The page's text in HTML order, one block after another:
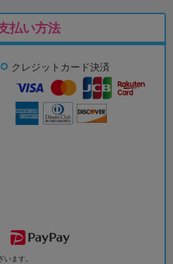
払い方法
クレジットカード決済
ます。